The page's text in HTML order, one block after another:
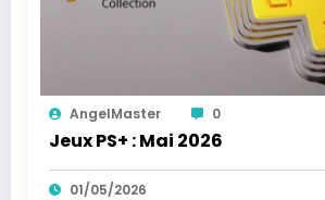
AngelMaster 0
Jeux PS+ : Mai 2026
01/05/2026